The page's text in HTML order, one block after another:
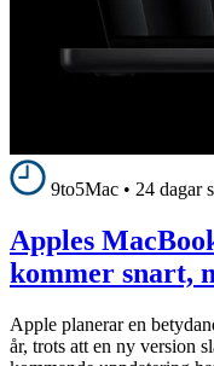
9to5Mac • 24 dagar
Apples
kommer snart,
Apple planerar en
år, trots att en ny version